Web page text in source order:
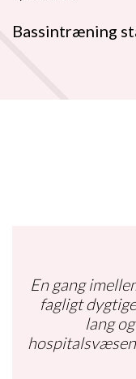
Bassintræning
En gang
fagligt
lang
måneder